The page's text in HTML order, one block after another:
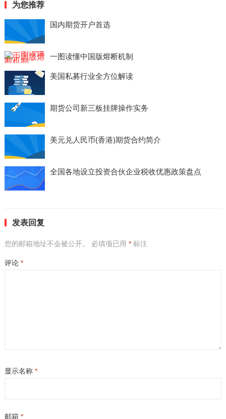
为您推荐
国内期货开户首选
一图读懂中国版熔断机制
美国私募行业全方位解读
期货公司新三板挂牌操作实务
美元兑人民币(香港)期货合约简介
全国各地设立投资合伙企业税收优惠政策盘点
发表回复
您的邮箱地址不会被公开。 必填项已用 *标注
评论 *
显示名称 *
邮箱 *